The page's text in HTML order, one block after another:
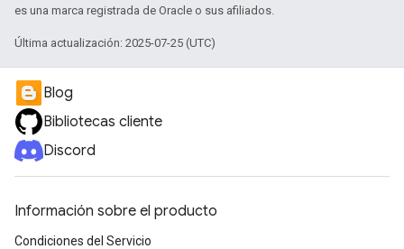
es una marca registrada de Oracle o sus afiliados.
Última actualización: 2025-07-25 (UTC)
Blog
Bibliotecas cliente
Discord
Información sobre el producto
Condiciones del Servicio